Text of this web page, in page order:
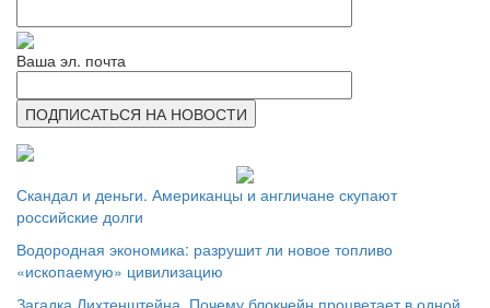
Ваша эл. почта
Скандал и деньги. Американцы и англичане скупают
российские долги
Водородная экономика: разрушит ли новое топливо
«ископаемую» цивилизацию
Загадка Лихтенштейна. Почему блокчейн процветает в одной